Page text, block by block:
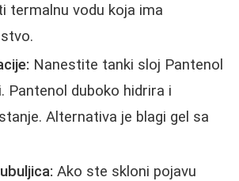
termalnu vodu koja ima
Nanestite tanki sloj Pantenol
Pantenol duboko hidrira i
Alternativa je blagi gel sa
Ako ste skloni pojavu